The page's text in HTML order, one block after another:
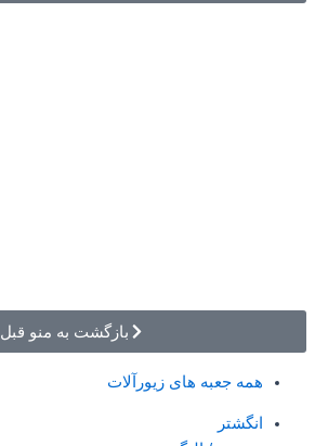
بازگشت به منو قبل
همه جعبه های زیورآلات
انگشتر